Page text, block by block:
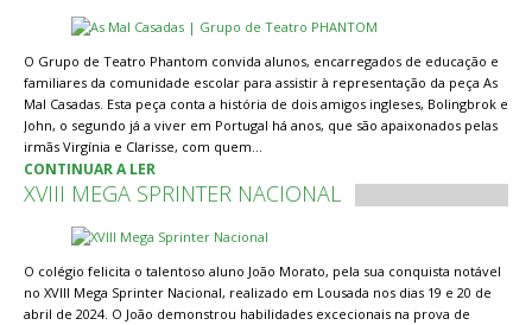
O Grupo de Teatro Phantom convida alunos, encarregados de educação e
familiares da comunidade escolar para assistir à representação da peça As
Mal Casadas. Esta peça conta a história de dois amigos ingleses, Bolingbrok e
John, o segundo já a viver em Portugal há anos, que são apaixonados pelas
irmãs Virgínia e Clarisse, com quem…
CONTINUAR A LER
XVIII MEGA SPRINTER NACIONAL
O colégio felicita o talentoso aluno João Morato, pela sua conquista notável
no XVIII Mega Sprinter Nacional, realizado em Lousada nos dias 19 e 20 de
abril de 2024. O João demonstrou habilidades excecionais na prova de